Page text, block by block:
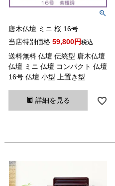
唐木仏壇 ミニ 桜 16号
当店特別価格 59,800 税込
送料無料 仏壇 伝統型 唐木仏壇
仏壇 ミニ 仏壇 コンパクト 仏壇
16号 仏壇 小型 上置き型
詳細を見る